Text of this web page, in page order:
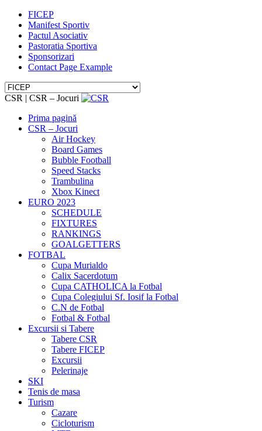
FICEP
Manifest Sportiv
Pactul Asociativ
Pastoratia Sportiva
Sponsorizari
Contact Page Example
CSR | CSR – Jocuri
Prima pagină
CSR – Jocuri
Air Hockey
Board Games
Bubble Football
Speed Stacks
Trambulina
Xbox Kinect
EURO 2023
SCHEDULE
FIXTURES
RANKINGS
GOALGETTERS
FOTBAL
Cupa Murialdo
Calix Sacerdotum
Cupa CATHOLICA la Fotbal
Cupa Colegiului Sf. Iosif la Fotbal
C.N de Fotbal
Fotbal & Fotbal
Excursii si Tabere
Tabere CSR
Tabere FICEP
Excursii
Pelerinaje
SKI
Tenis de masa
Turism
Cazare
Cicloturism